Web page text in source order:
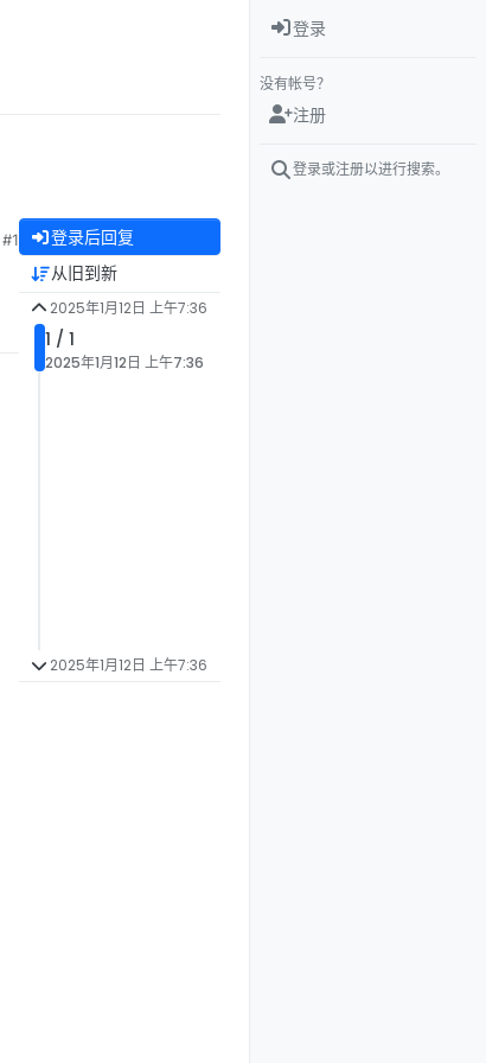
#1 登录后回复
从旧到新
2025年1月12日 上午7:36
1 / 1
2025年1月12日 上午7:36
2025年1月12日 上午7:36
登录
没有帐号？
注册
登录或注册以进行搜索。